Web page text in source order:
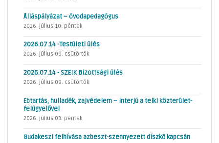
Álláspályázat – óvodapedagógus
2026. július 10. péntek
2026.07.14 -Testületi ülés
2026. július 09. csütörtök
2026.07.14 - SZEIK Bizottsági ülés
2026. július 09. csütörtök
Ebtartás, hulladék, zajvédelem – interjú a telki közterület-
felügyelővel
2026. július 03. péntek
Budakeszi felhívása azbeszt-szennyezett díszkő kapcsán